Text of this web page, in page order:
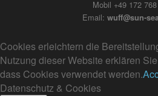
Mobil +49 172
Email: wuff@sun-
Cookies erleichtern die
Nutzung dieser Website erklären
dass Cookies verwendet werden.
Datenschutz & Cookies